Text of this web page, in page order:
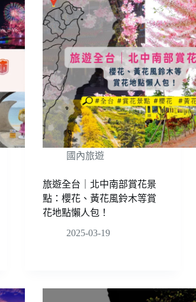
國內旅遊
旅遊全台｜北中南部賞花景
點：櫻花、黃花風鈴木等賞
花地點懶人包！
2025-03-19